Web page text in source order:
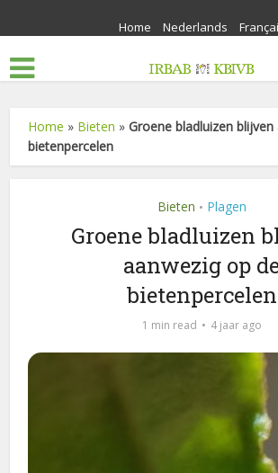
Home Nederlands
Home » Bieten »Groene bladluizen
bietenpercelen
Bieten • Plagen
Groene bladluizen
aanwezig op
bietenpercelen
1 min read 4 jaar ago